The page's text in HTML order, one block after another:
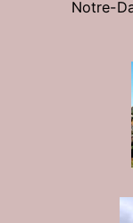
Notre-